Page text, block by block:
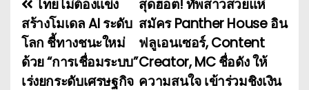
แ
น
ะ
สุดฮอต! ทัพสาวสวยแห่
สมัคร Panther House อิน
ฟลูเอนเซอร์, Content
Creator, MC ชื่อดัง ให้
ความสนใจ เข้าร่วมชิงเงิน
ไทยไม่ต้องแข่ง
สร้างโมเดล AI ระดับ
โลก ชี้ทางชนะใหม่
ด้วย “การเชื่อมระบบ”
เร่งยกระดับเศรษฐกิจ